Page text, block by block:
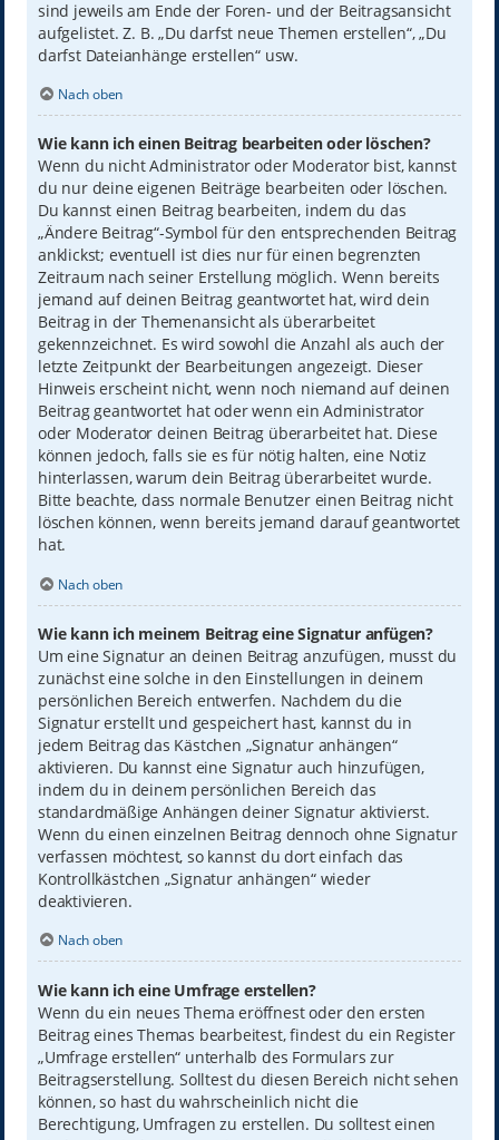
sind jeweils am Ende der Foren- und der Beitragsansicht
aufgelistet. Z. B. „Du darfst neue Themen erstellen“, „Du
darfst Dateianhänge erstellen“ usw.
Nach oben
Wie kann ich einen Beitrag bearbeiten oder löschen?
Wenn du nicht Administrator oder Moderator bist, kannst
du nur deine eigenen Beiträge bearbeiten oder löschen.
Du kannst einen Beitrag bearbeiten, indem du das
„Ändere Beitrag“-Symbol für den entsprechenden Beitrag
anklickst; eventuell ist dies nur für einen begrenzten
Zeitraum nach seiner Erstellung möglich. Wenn bereits
jemand auf deinen Beitrag geantwortet hat, wird dein
Beitrag in der Themenansicht als überarbeitet
gekennzeichnet. Es wird sowohl die Anzahl als auch der
letzte Zeitpunkt der Bearbeitungen angezeigt. Dieser
Hinweis erscheint nicht, wenn noch niemand auf deinen
Beitrag geantwortet hat oder wenn ein Administrator
oder Moderator deinen Beitrag überarbeitet hat. Diese
können jedoch, falls sie es für nötig halten, eine Notiz
hinterlassen, warum dein Beitrag überarbeitet wurde.
Bitte beachte, dass normale Benutzer einen Beitrag nicht
löschen können, wenn bereits jemand darauf geantwortet
hat.
Nach oben
Wie kann ich meinem Beitrag eine Signatur anfügen?
Um eine Signatur an deinen Beitrag anzufügen, musst du
zunächst eine solche in den Einstellungen in deinem
persönlichen Bereich entwerfen. Nachdem du die
Signatur erstellt und gespeichert hast, kannst du in
jedem Beitrag das Kästchen „Signatur anhängen“
aktivieren. Du kannst eine Signatur auch hinzufügen,
indem du in deinem persönlichen Bereich das
standardmäßige Anhängen deiner Signatur aktivierst.
Wenn du einen einzelnen Beitrag dennoch ohne Signatur
verfassen möchtest, so kannst du dort einfach das
Kontrollkästchen „Signatur anhängen“ wieder
deaktivieren.
Nach oben
Wie kann ich eine Umfrage erstellen?
Wenn du ein neues Thema eröffnest oder den ersten
Beitrag eines Themas bearbeitest, findest du ein Register
„Umfrage erstellen“ unterhalb des Formulars zur
Beitragserstellung. Solltest du diesen Bereich nicht sehen
können, so hast du wahrscheinlich nicht die
Berechtigung, Umfragen zu erstellen. Du solltest einen